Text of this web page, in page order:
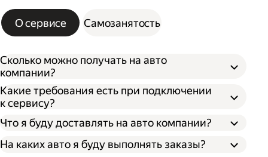
О сервисе Самозанятость
Сколько можно получать на авто
компании?
Какие требования есть при подключении
к сервису?
Что я буду доставлять на авто компании?
На каких авто я буду выполнять заказы?